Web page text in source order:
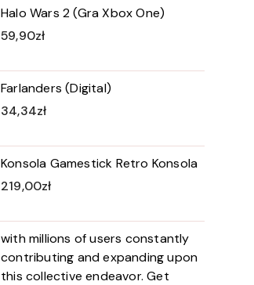
Halo Wars 2 (Gra Xbox One)
59,90zł
Farlanders (Digital)
34,34zł
Konsola Gamestick Retro Konsola
219,00zł
with millions of users constantly
contributing and expanding upon
this collective endeavor. Get